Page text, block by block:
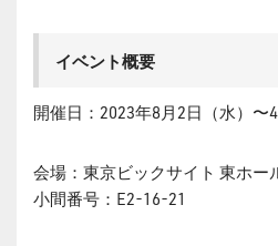
イベント概要
開催日：2023年8月2日（水）〜
会場：東京ビックサイト 東ホー
小間番号：E2-16-21